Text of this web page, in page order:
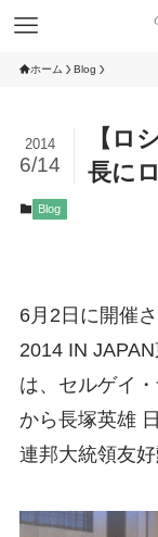
ホーム Blog
【ロ
長に
2014
6/14
Blog
6月2日に開催
2014 IN
は、セルゲイ
から長塚英雄
連邦大統領友